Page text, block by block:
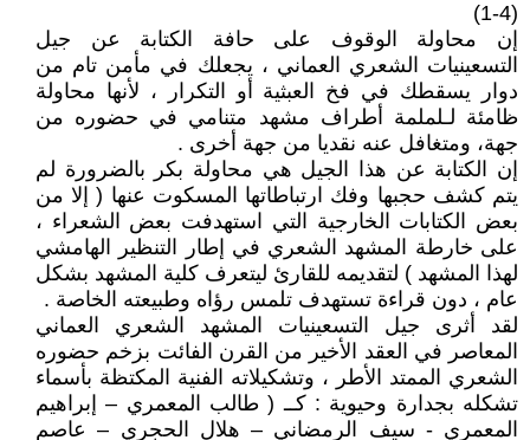
(1-4)
إن محاولة الوقوف على حافة الكتابة عن جيل
التسعينيات الشعري العماني ، يجعلك في مأمن تام من
دوار يسقطك في فخ العبثية أو التكرار ، لأنها محاولة
ظامئة لـلملمة أطراف مشهد متنامي في حضوره من
جهة، ومتغافل عنه نقديا من جهة أخرى .
إن الكتابة عن هذا الجيل هي محاولة بكر بالضرورة لم
يتم كشف حجبها وفك ارتباطاتها المسكوت عنها ( إلا من
بعض الكتابات الخارجية التي استهدفت بعض الشعراء ،
على خارطة المشهد الشعري في إطار التنظير الهامشي
لهذا المشهد ) لتقديمه للقارئ ليتعرف كلية المشهد بشكل
عام ، دون قراءة تستهدف تلمس رؤاه وطبيعته الخاصة .
لقد أثرى جيل التسعينيات المشهد الشعري العماني
المعاصر في العقد الأخير من القرن الفائت بزخم حضوره
الشعري الممتد الأطر ، وتشكيلاته الفنية المكتظة بأسماء
تشكله بجدارة وحيوية : كــ ( طالب المعمري – إبراهيم
المعمري - سيف الرمضاني – هلال الحجري – عاصم